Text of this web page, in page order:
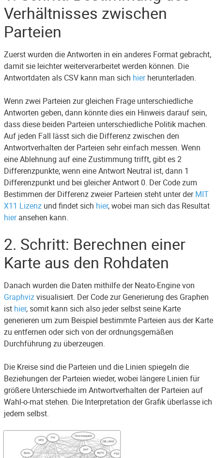
Verhältnisses zwischen
Parteien
Zuerst wurden die Antworten in ein anderes Format gebracht,
damit sie leichter weiterverarbeitet werden können. Die
Antwortdaten als CSV kann man sich hierherunterladen.
Wenn zwei Parteien zur gleichen Frage unterschiedliche
Antworten geben, dann könnte dies ein Hinweis darauf sein,
dass diese beiden Parteien unterschiedliche Politik machen.
Auf jeden Fall lässt sich die Differenz zwischen den
Antwortverhalten der Parteien sehr einfach messen. Wenn
eine Ablehnung auf eine Zustimmung trifft, gibt es 2
Differenzpunkte; wenn eine Antwort Neutral ist, dann 1
Differenzpunkt und bei gleicher Antwort 0. Der Code zum
Bestimmen der Differenz zweier Parteien steht unter derMIT
X11 Lizenz und findet sich hier, wobei man sich das Resultat
hieransehen kann.
2. Schritt: Berechnen einer
Karte aus den Rohdaten
Danach wurden die Daten mithilfe der Neato-Engine von
Graphvizvisualisiert. Der Code zur Generierung des Graphen
ist hier, somit kann sich also jeder selbst seine Karte
generieren um zum Beispiel bestimmte Parteien aus der Karte
zu entfernen oder sich von der ordnungsgemäßen
Durchführung zu überzeugen.
Die Kreise sind die Parteien und die Linien spiegeln die
Beziehungen der Parteien wieder, wobei längere Linien für
größere Unterschiede im Antwortverhalten der Parteien auf
Wahl-o-mat stehen. Die Interpretation der Grafik überlasse ich
jedem selbst.